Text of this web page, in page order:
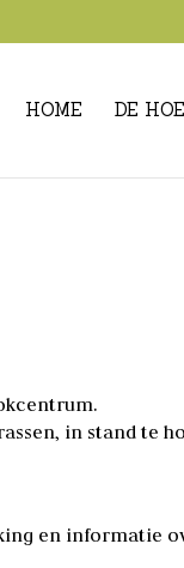
HOME DE
in stand te
en informatie